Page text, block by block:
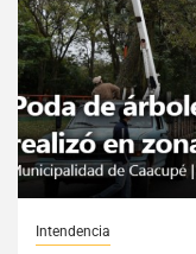
Intendencia